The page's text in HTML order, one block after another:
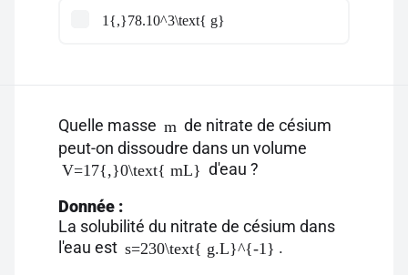
1{,}78.10^3\text{ g}
Quelle masse m de nitrate de césium
peut-on dissoudre dans un volume
V=17{,}0\text{ mL} d'eau ?
Donnée :
La solubilité du nitrate de césium dans
l'eau est s=230\text{ g.L}^{-1} .